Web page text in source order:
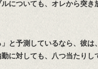
についても、オレから突
」と予測しているなら、彼
に対しても、八つ当たりし